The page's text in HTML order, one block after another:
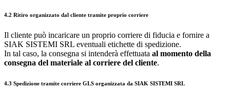
4.2 Ritiro organizzato dal cliente tramite proprio corriere
Il cliente può incaricare un proprio corriere di fiducia e fornire a
SIAK SISTEMI SRL eventuali etichette di spedizione.
In tal caso, la consegna si intenderà effettuata al momento della
consegna del materiale al corriere del cliente.
4.3 Spedizione tramite corriere GLS organizzata da SIAK SISTEMI SRL